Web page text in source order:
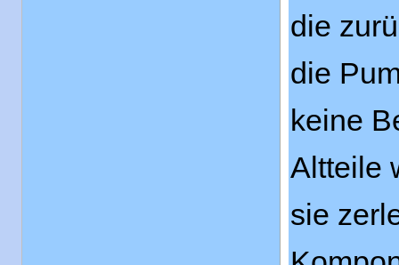
die
die
keine
Altteile
sie